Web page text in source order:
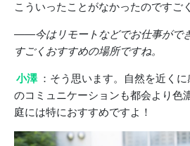
こういったことがなかったのですご
――今はリモートなどでお仕事がで
すごくおすすめの場所ですね。
小澤 ：そう思います。自然を近く
のコミュニケーションも都会より色
庭には特におすすめですよ！